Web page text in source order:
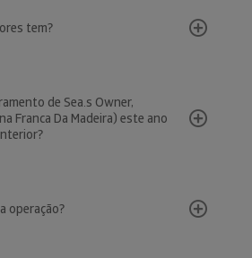
tem?
de Sea.s Owner,
Franca Da Madeira) este ano
operação?